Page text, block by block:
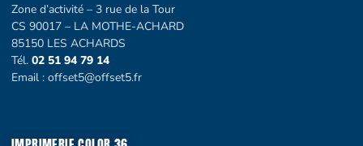
Zone d’activité – 3 rue de la Tour
CS 90017 – LA MOTHE-ACHARD
85150 LES ACHARDS
Tél. 02 51 94 79 14
Email : offset5@offset5.fr